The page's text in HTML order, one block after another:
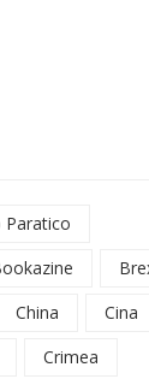
Paratico
China
Cina
Crimea